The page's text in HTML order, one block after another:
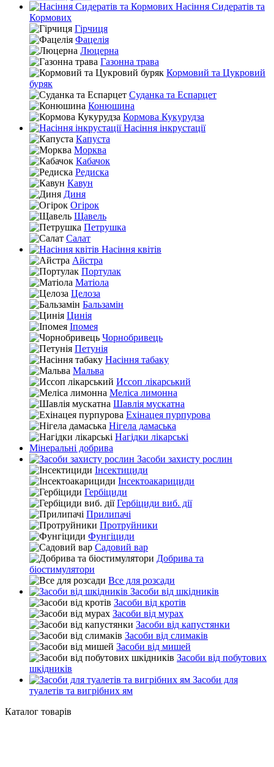
Насіння Сидератів та
Кормових
Гірчиця
Фацелія
Люцерна
Газонна трава
Кормовий та Цукровий
буряк
Суданка та Еспарцет
Конюшина
Кормова Кукурудза
Насіння інкрустації
Капуста
Морква
Кабачок
Редиска
Кавун
Диня
Огірок
Щавель
Петрушка
Салат
Насіння квітів
Айстра
Портулак
Матіола
Целоза
Бальзамін
Цинія
Іпомея
Чорнобривець
Петунія
Насіння табаку
Мальва
Иссоп лікарський
Меліса лимонна
Шавлія мускатна
Ехінацея пурпурова
Нігела дамаська
Нагідки лікарські
Мінеральні добрива
Засоби захисту рослин
Інсектициди
Інсектоакарициди
Гербіциди
Гербіциди виб. дії
Прилипачі
Протруйники
Фунгіциди
Садовий вар
Добрива та
біостимулятори
Все для розсади
Засоби від шкідників
Засоби від кротів
Засоби від мурах
Засоби від капустянки
Засоби від слимаків
Засоби від мишей
Засоби від побутових
шкідників
Засоби для
туалетів та вигрібних ям
Каталог товарів